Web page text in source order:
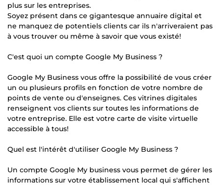
plus sur les entreprises.
Soyez présent dans ce gigantesque annuaire digital et
ne manquez de potentiels clients car ils n'arriveraient pas
à vous trouver ou même à savoir que vous existé!
C'est quoi un compte Google My Business ?
Google My Business vous offre la possibilité de vous créer
un ou plusieurs profils en fonction de votre nombre de
points de vente ou d'enseignes. Ces vitrines digitales
renseignent vos clients sur toutes les informations de
votre entreprise. Elle est votre carte de visite virtuelle
accessible à tous!
Quel est l'intérêt d'utiliser Google My Business ?
Un compte Google My business vous permet de gérer les
informations sur votre établissement local qui s'affichent